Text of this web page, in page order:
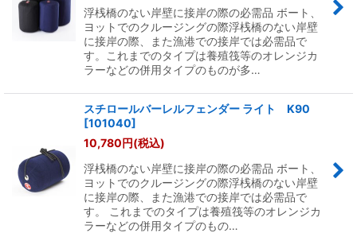
絞り込む
浮桟橋のない岸壁に接岸の際の必需品 ボート、
ヨットでのクルージングの際浮桟橋のない岸壁
に接岸の際、また漁港での接岸では必需品で
す。これまでのタイプは養殖筏等のオレンジカ
ラーなどの併用タイプのものが多…
スチロールバーレルフェンダー ライト K90
[101040]
10,780円(税込)
浮桟橋のない岸壁に接岸の際の必需品 ボート、
ヨットでのクルージングの際浮桟橋のない岸壁
に接岸の際、また漁港での接岸では必需品で
す。 これまでのタイプは養殖筏等のオレンジカ
ラーなどの併用タイプのもの…